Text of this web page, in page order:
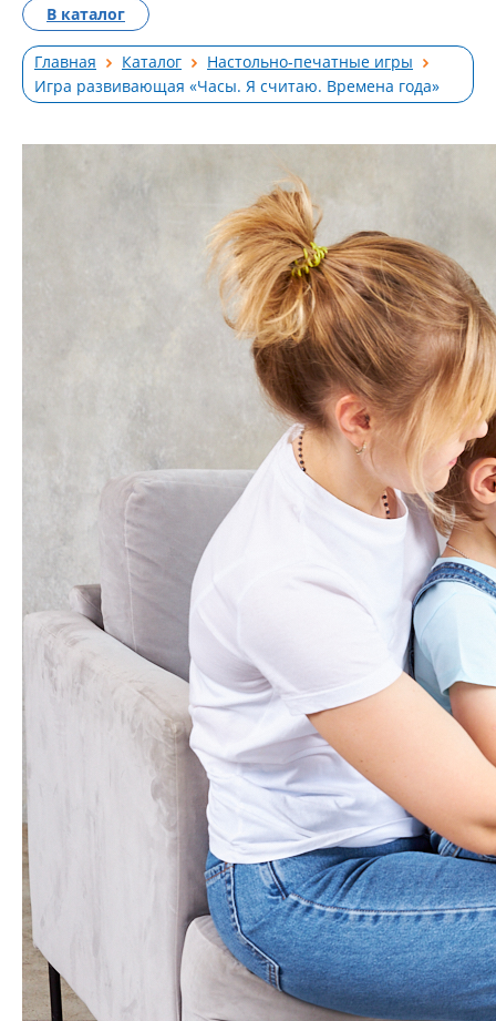
Главная Каталог
Настольно-печатные игры
Игра развивающая «Часы. Я считаю. Времена года»
В каталог